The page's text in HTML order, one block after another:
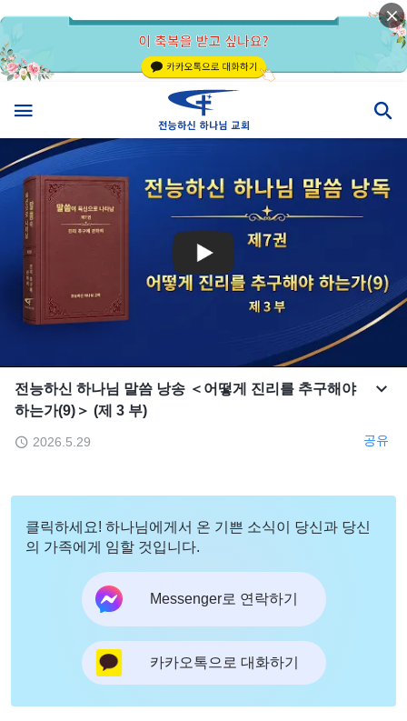
전능하신 하나님 말씀 낭송 ＜어떻게 진리를 추구해야
하는가(9)＞ (제 3 부)
2026.5.29 공유
클릭하세요! 하나님에게서 온 기쁜 소식이 당신과 당신
의 가족에게 임할 것입니다.
Messenger로 연락하기
카카오톡으로 대화하기